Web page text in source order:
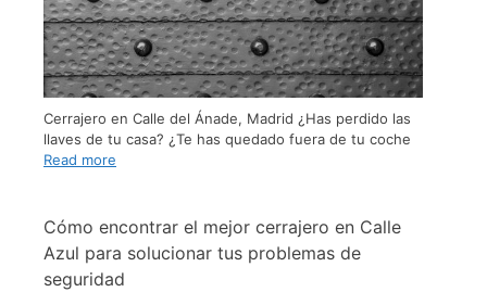
Cerrajero en Calle del Ánade, Madrid ¿Has perdido las
llaves de tu casa? ¿Te has quedado fuera de tu coche
Read more
Cómo encontrar el mejor cerrajero en Calle
Azul para solucionar tus problemas de
seguridad